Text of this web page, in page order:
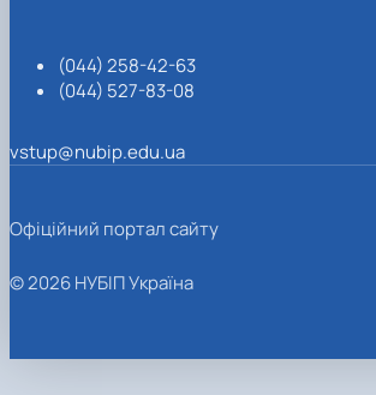
(044) 258-42-63
(044) 527-83-08
vstup@nubip.edu.ua
Офіційний портал сайту
© 2026 НУБІП Україна